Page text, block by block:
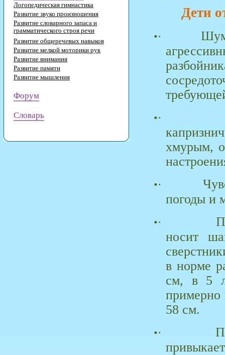
Логопедическая гимнастика
Развитие звуко произношения
Развитие словарного запаса и
грамматического строя речи
Развитие общеречевых навыков
Развитие мелкой моторики рук
Развитие внимания
Развитие памяти
Развитие мышления
Форум
Словарь
Дети
•·
•·
хмурым,
•·
погоды и
•·
носит
в норме
см, в 5
примерно
58 см.
•·